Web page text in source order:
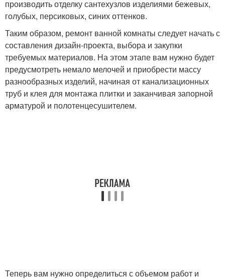
производить отделку сантехузлов изделиями бежевых,
голубых, персиковых, синих оттенков.
Таким образом, ремонт ванной комнаты следует начать с
составления дизайн-проекта, выбора и закупки
требуемых материалов. На этом этапе вам нужно будет
предусмотреть немало мелочей и приобрести массу
разнообразных изделий, начиная от канализационных
труб и клея для монтажа плитки и заканчивая запорной
арматурой и полотенцесушителем.
Теперь вам нужно определиться с объемом работ и